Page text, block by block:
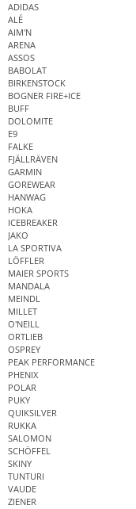
ADIDAS
ALÉ
AIM'N
ARENA
ASSOS
BABOLAT
BIRKENSTOCK
BOGNER FIRE+ICE
BUFF
DOLOMITE
E9
FALKE
FJÄLLRÄVEN
GARMIN
GOREWEAR
HANWAG
HOKA
ICEBREAKER
JAKO
LA SPORTIVA
LÖFFLER
MAIER SPORTS
MANDALA
MEINDL
MILLET
O'NEILL
ORTLIEB
OSPREY
PEAK PERFORMANCE
PHENIX
POLAR
PUKY
QUIKSILVER
RUKKA
SALOMON
SCHÖFFEL
SKINY
TUNTURI
VAUDE
ZIENER